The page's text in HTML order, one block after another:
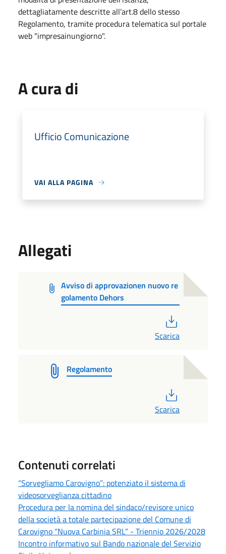
dettagliatamente descritte all’art.8 dello stesso
Regolamento, tramite procedura telematica sul portale
web "impresainungiorno".
A cura di
Ufficio Comunicazione
VAI ALLA PAGINA
Allegati
Avviso di approvazionen nuovo re
golamento Dehors
Scarica
Regolamento
Scarica
Contenuti correlati
“Sorvegliamo Carovigno”: potenziato il sistema di
videosorveglianza cittadino
Procedura per la nomina del sindaco/revisore unico
della società a totale partecipazione del Comune di
Carovigno “Nuova Carbinia SRL” - Triennio 2026/2028
Incontro informativo sul Bando nazionale del Servizio